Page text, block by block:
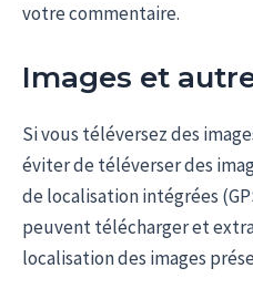
votre commentaire.
Images et
Si vous téléversez des
éviter de téléverser des
de localisation intégrées
peuvent télécharger et
localisation des images